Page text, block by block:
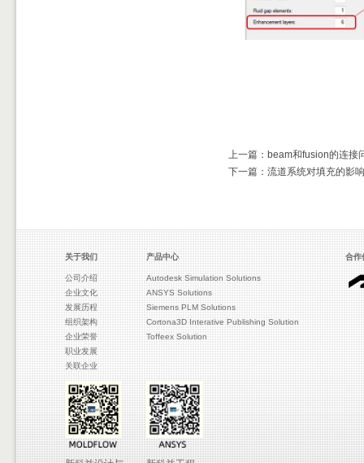
上一篇：beam和fusion的连接
下一篇：流道系统对填充的影响
关于我们
公司介绍
企业文化
发展历程
组织架构
企业荣誉
职业发展
关联企业
产品中心
Autodesk Simulation Solutions
ANSYS Solutions
Siemens PLM Solutions
Cortona3D Interative Publishing Solution
Toffeex Solution
合作